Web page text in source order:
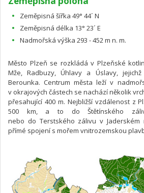
Zeměpisná šířka 49° 44´ N
Zeměpisná délka 13° 23´ E
Nadmořská výška 293 - 452 m n. m.
Město Plzeň se rozkládá v Plzeňské
Mže, Radbuzy, Úhlavy a Úslavy,
Berounka. Centrum města leží v
v okrajových částech se nachází několik
přesahující 400 m. Nejbližší vzdálenost z
500 km, a to do Štětínského
nebo do Terstského zálivu v Jaderském
přímé spojení s mořem vnitrozemskou